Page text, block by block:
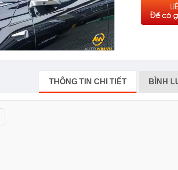
Để có
THÔNG TIN CHI TIẾT BÌNH